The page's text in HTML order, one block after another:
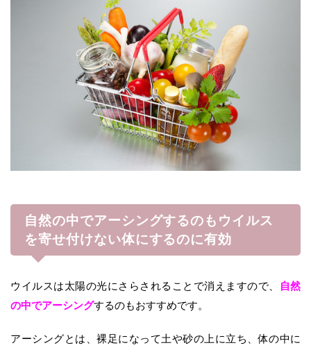
自然の中でアーシングするのもウイルス
を寄せ付けない体にするのに有効
ウイルスは太陽の光にさらされることで消えますので、
自然
の中でアーシングするのもおすすめです。
アーシングとは、裸足になって土や砂の上に立ち、体の中に